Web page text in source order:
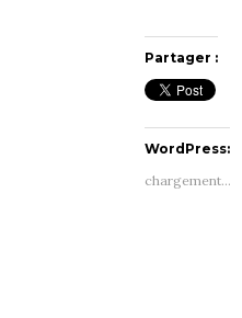
Partager :
WordPress:
chargement…